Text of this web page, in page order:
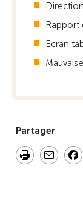
Rapport
Ecran
Partager